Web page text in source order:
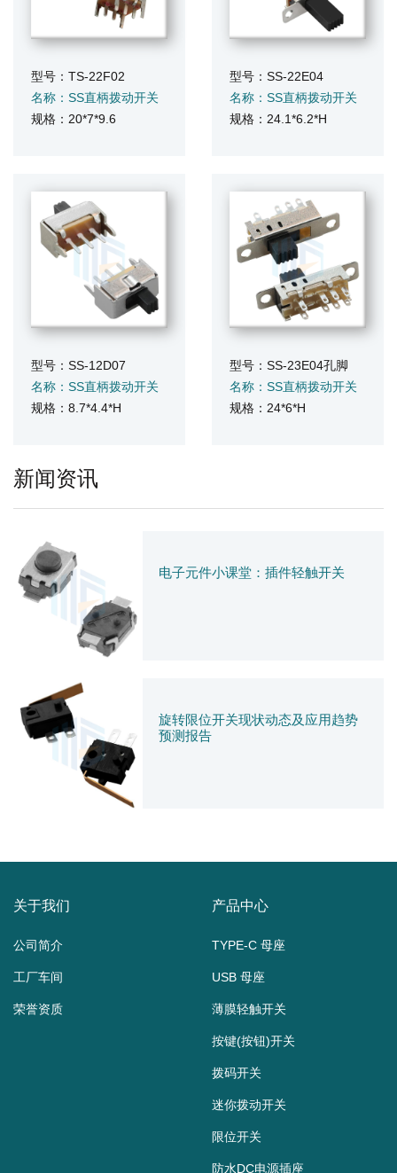
型号：TS-22F02
名称：SS直柄拨动开关
规格：20*7*9.6
型号：SS-22E04
名称：SS直柄拨动开关
规格：24.1*6.2*H
型号：SS-12D07
名称：SS直柄拨动开关
规格：8.7*4.4*H
型号：SS-23E04孔脚
名称：SS直柄拨动开关
规格：24*6*H
新闻资讯
电子元件小课堂：插件轻触开关
旋转限位开关现状动态及应用趋势
预测报告
关于我们
公司简介
工厂车间
荣誉资质
产品中心
TYPE-C 母座
USB 母座
薄膜轻触开关
按键(按钮)开关
拨码开关
迷你拨动开关
限位开关
防水DC电源插座